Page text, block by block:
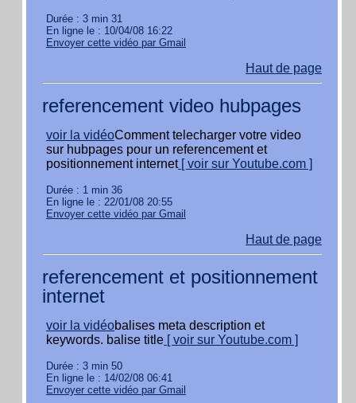
Durée : 3 min 31
En ligne le : 10/04/08 16:22
Envoyer cette vidéo par Gmail
Haut de page
referencement video hubpages
voir la vidéoComment telecharger votre video
sur hubpages pour un referencement et
positionnement internet[ voir sur Youtube.com ]
Durée : 1 min 36
En ligne le : 22/01/08 20:55
Envoyer cette vidéo par Gmail
Haut de page
referencement et positionnement
internet
voir la vidéobalises meta description et
keywords. balise title [ voir sur Youtube.com ]
Durée : 3 min 50
En ligne le : 14/02/08 06:41
Envoyer cette vidéo par Gmail